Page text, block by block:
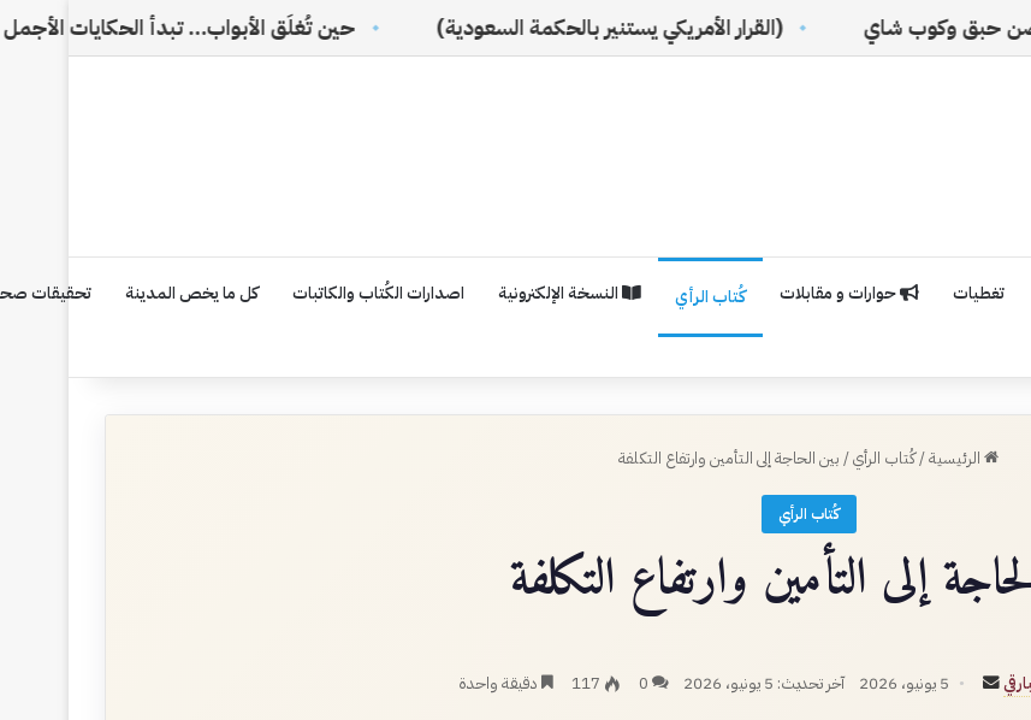
(القرار الأمريكي يستنير بالحكمة السعودية) حين تُغلَق الأبواب… تبدأ الحكايات الأجمل من
تغطيات حوارات و مقابلات كُتاب الرأي النسخة الإلكترونية اصدارات الكُتاب والكاتبات كل ما يخص المدينة تحقيقات
الرئيسية/كُتاب الرأي/ بين الحاجة إلى التأمين وارتفاع التكلفة
كُتاب الرأي
إلى التأمين وارتفاع التكلفة
أرسل 5 يونيو، 2026 آخر تحديث: 5 يونيو، 2026 0
117 دقيقة واحدة